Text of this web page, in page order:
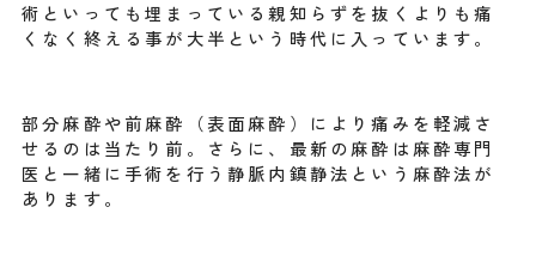
術といっても埋まっている親知らずを抜くよりも痛
くなく終える事が大半という時代に入っています。
部分麻酔や前麻酔（表面麻酔）により痛みを軽減さ
せるのは当たり前。さらに、最新の麻酔は麻酔専門
医と一緒に手術を行う静脈内鎮静法という麻酔法が
あります。